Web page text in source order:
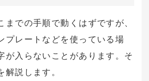
までの手順で動くはずですが、
プレートなどを使っている場
が入らないことがあります。そ
解説します。